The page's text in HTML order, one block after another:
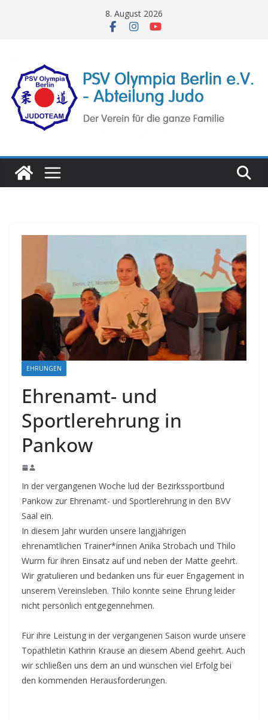
8. August 2026
EHRUNGEN
Ehrenamt- und
Sportlerehrung in
Pankow
In der vergangenen Woche lud der Bezirkssportbund
Pankow zur Ehrenamt- und Sportlerehrung in den BVV
Saal ein.
In diesem Jahr wurden unsere langjährigen
ehrenamtlichen Trainer*innen Anika Strobach und Thilo
Wurm für ihren Einsatz auf und neben der Matte geehrt.
Wir gratulieren und bedanken uns für euer Engagement in
unserem Vereinsleben. Thilo konnte seine Ehrung leider
nicht persönlich entgegennehmen.
Für ihre Leistung in der vergangenen Saison wurde unsere
Topathletin Kathrin Krause an diesem Abend geehrt. Auch
wir schließen uns dem an und wünschen viel Erfolg bei
den kommenden Herausforderungen.